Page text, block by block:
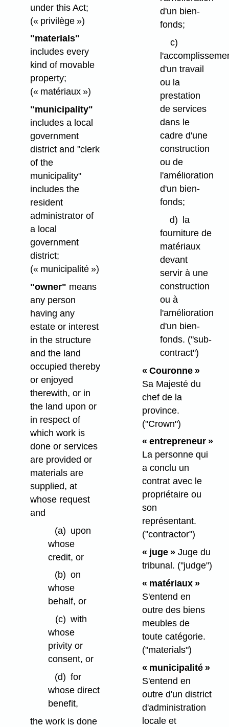
under this Act;
(« privilège »)
"materials"
includes every
kind of movable
property;
(« matériaux »)
"municipality"
includes a local
government
district and "clerk
of the
municipality"
includes the
resident
administrator of
a local
government
district;
(« municipalité »)
"owner" means
any person
having any
estate or interest
in the structure
and the land
occupied thereby
or enjoyed
therewith, or in
the land upon or
in respect of
which work is
done or services
are provided or
materials are
supplied, at
whose request
and
(a) upon
whose
credit, or
(b) on
whose
behalf, or
(c) with
whose
privity or
consent, or
(d) for
whose direct
benefit,
the work is done
d'un bien-
fonds;
c)
d'un travail
ou la
prestation
de services
dans le
cadre d'une
construction
ou de
l'amélioration
d'un bien-
fonds;
d) la
fourniture de
matériaux
devant
servir à une
construction
ou à
l'amélioration
d'un bien-
fonds. ("sub-
contract")
« Couronne »
Sa Majesté du
chef de la
province.
("Crown")
« entrepreneur »
La personne qui
a conclu un
contrat avec le
propriétaire ou
son
représentant.
("contractor")
« juge »Juge du
tribunal. ("judge")
« matériaux »
S'entend en
outre des biens
meubles de
toute catégorie.
("materials")
« municipalité »
S'entend en
outre d'un district
d'administration
locale et